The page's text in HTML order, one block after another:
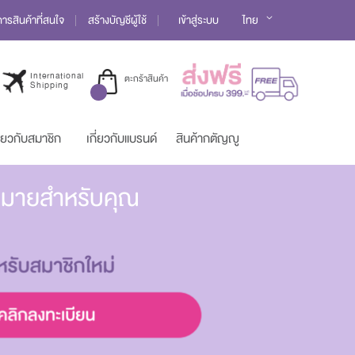
รสินค้าที่สนใจ สร้างบัญชีผู้ใช้ เข้าสู่ระบบ Language
ไทย
International
Shipping ตะกร้าสินค้า
วกับสมาชิก เกี่ยวกับแบรนด์ สินค้ากตัญญู
มายสำหรับคุณ